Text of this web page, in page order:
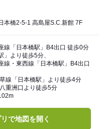
本橋2-5-1 高島屋S.C.新館 7F
線「日本橋駅」B4出口 徒歩0分
」より徒歩5分、
線・東西線「日本橋駅」B4出口
線「日本橋駅」より徒歩4分
重洲口より徒歩5分
で地図を開く